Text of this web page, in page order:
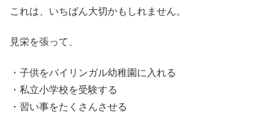
これは、いちばん大切かもしれません。
見栄を張って、
・子供をバイリンガル幼稚園に入れる
・私立小学校を受験する
・習い事をたくさんさせる